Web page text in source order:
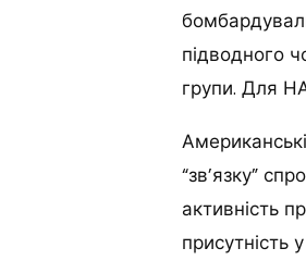
підводного
групи. Для
“зв’язку”
активність
присутність